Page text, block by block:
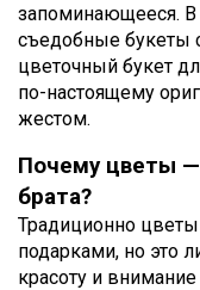
запоминающееся.
съедобные букеты
цветочный букет
по-настоящему
жестом.
Почему цветы
брата?
Традиционно
подарками, но это
красоту и